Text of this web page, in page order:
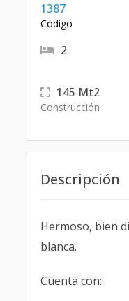
1387
Código
2
145 Mt2
Construcción
Descripción
Hermoso, bien
blanca.
Cuenta con: